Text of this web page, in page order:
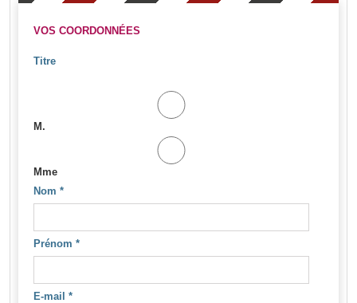
VOS COORDONNÉES
Titre
M.
Mme
Nom *
Prénom *
E-mail *